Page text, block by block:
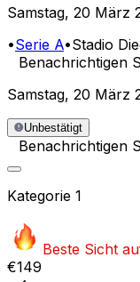
Samstag, 20 März
•Serie A•Stadio
Benachrichtigen
Samstag, 20 März
Unbestätigt
Benachrichtigen
Kategorie 1
Beste Sicht
€149